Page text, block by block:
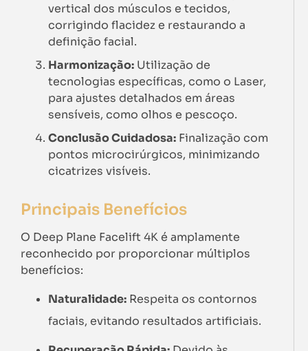
vertical dos músculos e tecidos,
corrigindo flacidez e restaurando a
definição facial.
Harmonização: Utilização de
tecnologias específicas, como o Laser,
para ajustes detalhados em áreas
sensíveis, como olhos e pescoço.
Conclusão Cuidadosa: Finalização com
pontos microcirúrgicos, minimizando
cicatrizes visíveis.
Principais Benefícios
O Deep Plane Facelift 4K é amplamente
reconhecido por proporcionar múltiplos
benefícios:
Naturalidade: Respeita os contornos
faciais, evitando resultados artificiais.